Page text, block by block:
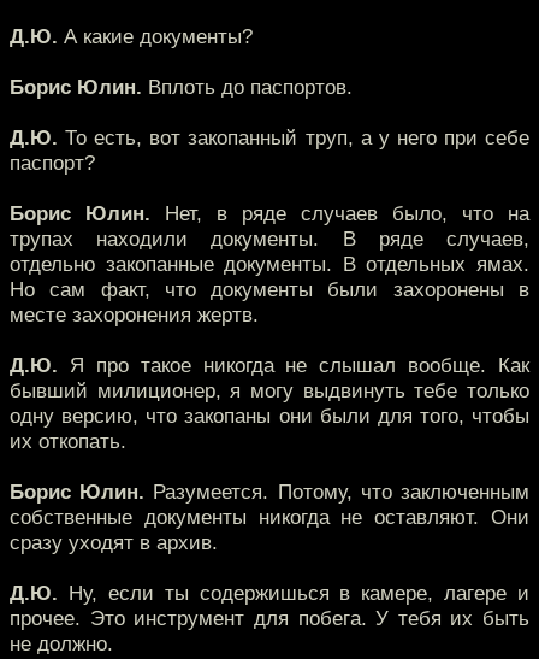
Д.Ю. А какие документы?
Борис Юлин. Вплоть до паспортов.
Д.Ю. То есть, вот закопанный труп, а у него при себе
паспорт?
Борис Юлин. Нет, в ряде случаев было, что на
трупах находили документы. В ряде случаев,
отдельно закопанные документы. В отдельных ямах.
Но сам факт, что документы были захоронены в
месте захоронения жертв.
Д.Ю. Я про такое никогда не слышал вообще. Как
бывший милиционер, я могу выдвинуть тебе только
одну версию, что закопаны они были для того, чтобы
их откопать.
Борис Юлин. Разумеется. Потому, что заключенным
собственные документы никогда не оставляют. Они
сразу уходят в архив.
Д.Ю. Ну, если ты содержишься в камере, лагере и
прочее. Это инструмент для побега. У тебя их быть
не должно.